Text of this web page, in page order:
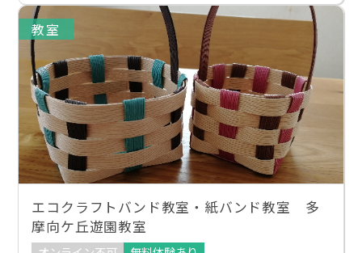
教室
エコクラフトバンド教室・紙バンド教室 多
摩向ケ丘遊園教室